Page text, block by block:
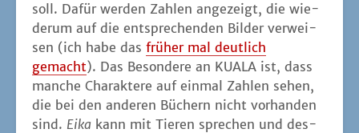
soll. Dafür wer­den Zah­len ange­zeigt, die wie­
der­um auf die ent­spre­chen­den Bil­der ver­wei­
sen (ich habe das frü­her mal deut­lich
gemacht). Das Beson­de­re an KUALA ist, dass
man­che Cha­rak­te­re auf ein­mal Zah­len sehen,
die bei den ande­ren Büchern nicht vor­han­den
sind. Eika kann mit Tie­ren spre­chen und des­